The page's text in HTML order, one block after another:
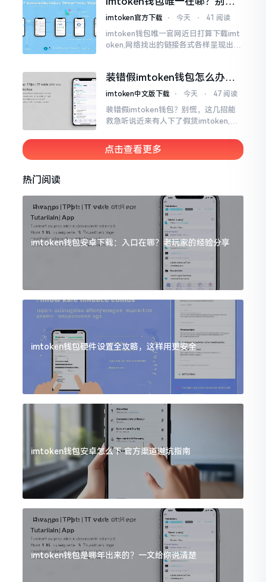
得让人心里直冒慌意。
点，小心假网站
imtoken官方下载 ⋅ 今天 ⋅ 41 阅读
imtoken钱包唯一官网近日打算下载imt
oken,网络找出的链接各式各样呈现出乱
直忐忑不安。我折腾了好些日子
装错假imtoken钱包怎么办？
别慌，快卸载，这几招能救急
imtoken中文版下载 ⋅ 今天 ⋅ 47 阅读
装错假imtoken钱包？别慌，这几招能
救急听说近来有人下了假货imtoken,心
一式,图标、名字皆仿得极像,然而其中全
是陷阱。
点击查看更多
热门阅读
imtoken钱包安卓下载：入口在哪？老玩家的经验分享
imtoken钱包硬件设置全攻略，这样用更安全
imtoken钱包安卓怎么下 官方渠道避坑指南
imtoken钱包是哪年出来的？一文给你说清楚